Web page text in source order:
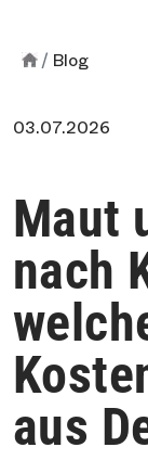
Blog
03.07.2026
Maut
nach
aus